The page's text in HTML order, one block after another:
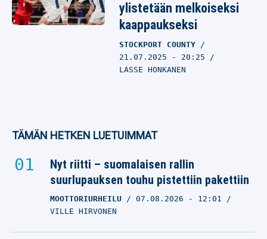
ylistetään melkoiseksi
kaappaukseksi
STOCKPORT COUNTY
21.07.2025 - 20:25
LASSE HONKANEN
TÄMÄN HETKEN LUETUIMMAT
Nyt riitti – suomalaisen rallin
suurlupauksen touhu pistettiin pakettiin
MOOTTORIURHEILU 07.08.2026 - 12:01
VILLE HIRVONEN